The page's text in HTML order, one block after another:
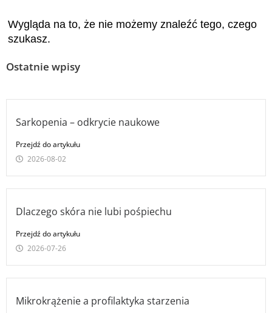
Wygląda na to, że nie możemy znaleźć tego, czego
szukasz.
Ostatnie wpisy
Sarkopenia – odkrycie naukowe
Przejdź do artykułu
2026-08-02
Dlaczego skóra nie lubi pośpiechu
Przejdź do artykułu
2026-07-26
Mikrokrążenie a profilaktyka starzenia